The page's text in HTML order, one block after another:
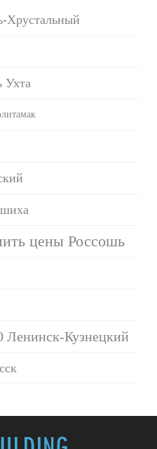
Хрустальный
Ухта
цены Россошь
Ленинск-Кузнецкий